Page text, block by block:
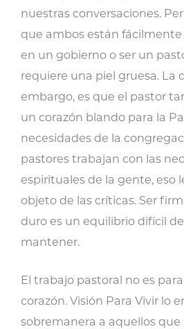
nuestras conversaciones.
que ambos están fácilmente
en un gobierno o ser un
requiere una piel gruesa. La
embargo, es que el pastor
un corazón blando para la
necesidades de la
pastores trabajan con las
espirituales de la gente, eso
objeto de las críticas. Ser
duro es un equilibrio difícil
mantener.
El trabajo pastoral no es
corazón. Visión Para Vivir lo
sobremanera a aquellos que